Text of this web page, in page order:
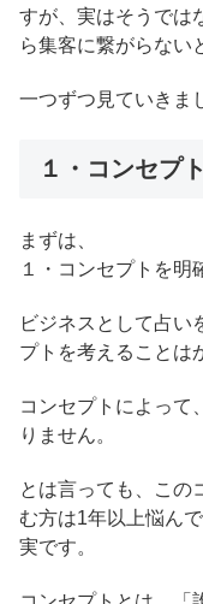
すが、実はそうでは
ら集客に繋がらない
一つずつ見ていきま
１・コンセプ
まずは、
１・コンセプトを明
ビジネスとして占い
プトを考えることは
コンセプトによって
りません。
とは言っても、この
む方は1年以上悩ん
実です。